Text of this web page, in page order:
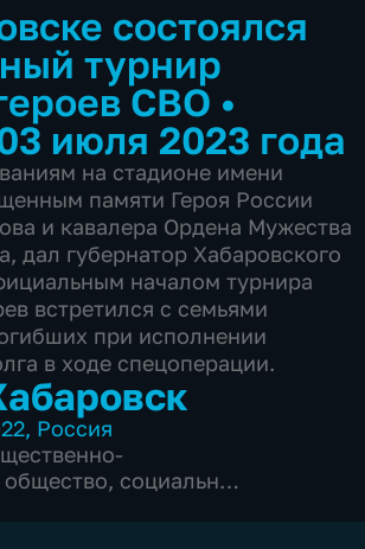
состоялся
турнир
СВО •
июля 2023 года
на стадионе имени
памяти Героя России
и кавалера Ордена Мужества
дал губернатор Хабаровского
началом турнира
встретился с семьями
при исполнении
в ходе спецоперации.
, Россия
общество, социально-